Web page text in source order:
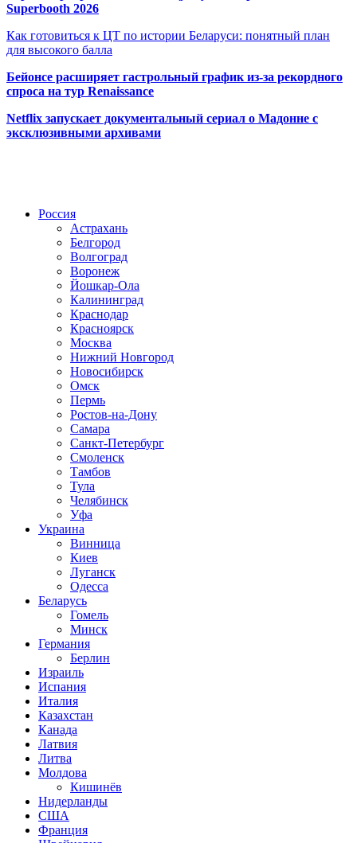
Superbooth 2026
Как готовиться к ЦТ по истории Беларуси: понятный план
для высокого балла
Бейонсе расширяет гастрольный график из-за рекордного
спроса на тур Renaissance
Netflix запускает документальный сериал о Мадонне с
эксклюзивными архивами
Россия
Астрахань
Белгород
Волгоград
Воронеж
Йошкар-Ола
Калининград
Краснодар
Красноярск
Москва
Нижний Новгород
Новосибирск
Омск
Пермь
Ростов-на-Дону
Самара
Санкт-Петербург
Смоленск
Тамбов
Тула
Челябинск
Уфа
Украина
Винница
Киев
Луганск
Одесса
Беларусь
Гомель
Минск
Германия
Берлин
Израиль
Испания
Италия
Казахстан
Канада
Латвия
Литва
Молдова
Кишинёв
Нидерланды
США
Франция